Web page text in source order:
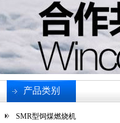
产品类别
SMR型饲煤燃烧机